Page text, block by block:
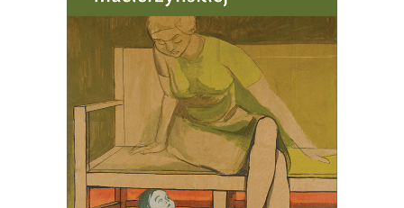
HISTORIA MIŁOŚCI
MACIERZYŃSKIEJ (ebook)
PREMIERA w kwietniu
47.00 zł
KSIĄŻKA DO KOSZYKA